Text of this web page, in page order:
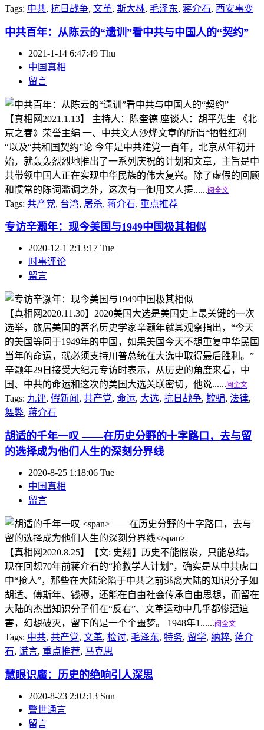
Tags: 中共, 抗日战争, 文革, 斯大林, 毛泽东, 蒋介石, 西安事变
中共百年：从陈云的“遗训”看中共与中国人的“契约”
2021-1-14 6:47:49 Thu
中国真相
留言
【真相网2021.1.13】 主持人：陈奎德 座谈人：胡平先生 《北
京之春》荣誉主编 一、中共文人沙烨文章的所谓“牺牲红利
“以及“共和国契约”论 今年是中共建党一百年，北京从年初开
始，就轰轰烈烈地推出了一系列庆祝的计划和文章，主旨是中
共带领中国人正在实现中华民族的伟大复兴。除了虚假的回顾
和惯常的陈词滥调之外，这次有一御用文人提......阅全文
Tags: 共产党, 台湾, 屠杀, 蒋介石, 重点推荐
专访辛灏年：现今美国与1949中国极其相似
2020-12-1 2:13:17 Tue
时事评论
留言
【真相网2020.11.30】2020美国大选是美国史上最关键的一次
选举，旅居美国的著名历史学家辛灏年就其观察指出，“今天
的美国等同于1949年的中国，如果美国今天不想重复中华民国
当年的命运，就必须支持川普总统在大选中取得最后胜利。”
辛灏年29日接受大纪元专访时表示，从历史的角度来看，中
国、中共的命运和这次的美国大选关联密切，他说......阅全文
Tags: 九评, 假新闻 , 共产党, 命运, 大选, 抗日战争, 欺骗, 法律,
舞弊, 蒋介石
胡适的千年一叹——在历史分野的十字路口，去与留
的选择成为他们人生的深刻分界线
2020-8-25 1:18:06 Tue
中国真相
留言
【真相网2020.8.25】【文: 史翔】历史不能假设，只能总结。
现在回想70年前蒋介石的“抢救学人计划”，确实是从中共虎口
中“抢人”，那些在大陆沦陷于中共之前逃离大陆的知识分子如
胡适、傅斯年、钱穆，还能在自由社会传承自由思想，而留在
大陆的杰出知识分子们在“反右”、文革运动中几乎都惨遭迫
害，幻想破灭，留下的是一个个噩梦。 1948年1......阅全文
Tags: 中共, 共产党, 文革, 检讨, 毛泽东, 特务, 留学, 纳粹, 蒋介
石, 谎言, 重点推荐, 马克思
慧眼识魔：历史的绝响引人深思
2020-8-23 2:02:13 Sun
警世通言
留言